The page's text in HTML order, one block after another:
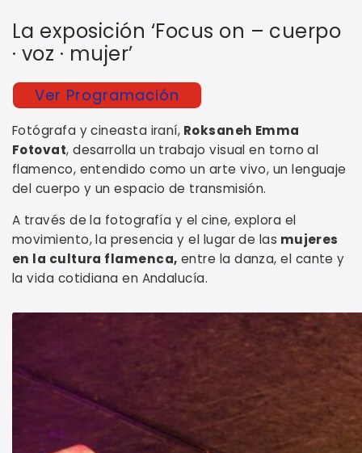
La exposición ‘Focus on – cuerpo
· voz · mujer’
Ver Programación
Fotógrafa y cineasta iraní, Roksaneh Emma
Fotovat, desarrolla un trabajo visual en torno al
flamenco, entendido como un arte vivo, un lenguaje
del cuerpo y un espacio de transmisión.
A través de la fotografía y el cine, explora el
movimiento, la presencia y el lugar de las mujeres
en la cultura flamenca, entre la danza, el cante y
la vida cotidiana en Andalucía.